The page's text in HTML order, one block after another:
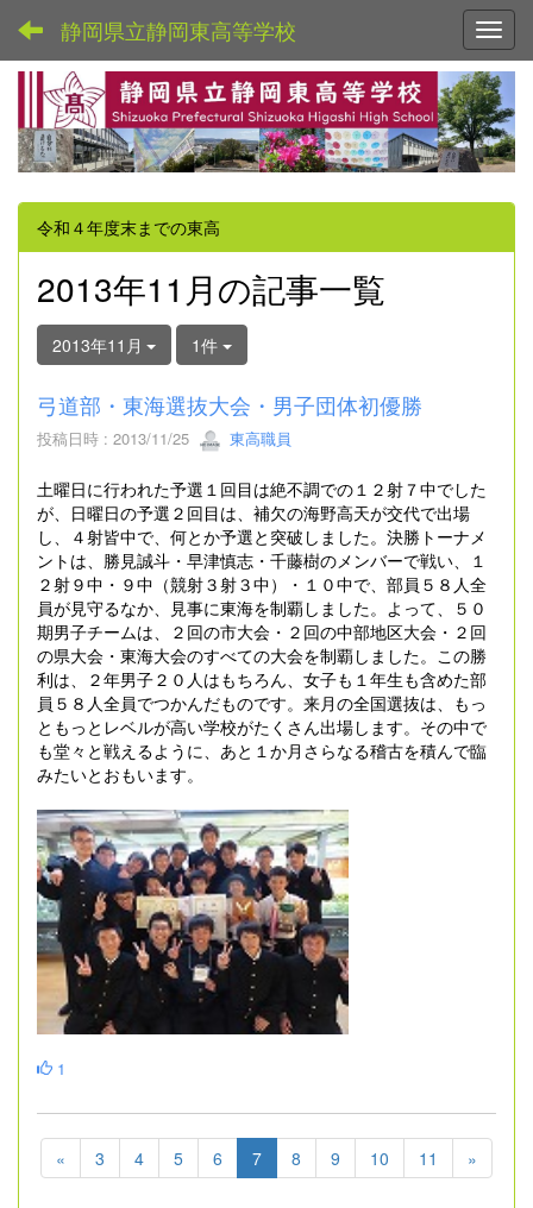
静岡県立静岡東高等学校
令和４年度末までの東高
2013年11月の記事一覧
2013年11月 1件
弓道部・東海選抜大会・男子団体初優勝
投稿日時 : 2013/11/25 東高職員
土曜日に行われた予選１回目は絶不調での１２射７中でした
が、日曜日の予選２回目は、補欠の海野高天が交代で出場
し、４射皆中で、何とか予選と突破しました。決勝トーナメ
ントは、勝見誠斗・早津慎志・千藤樹のメンバーで戦い、１
２射９中・９中（競射３射３中）・１０中で、部員５８人全
員が見守るなか、見事に東海を制覇しました。よって、５０
期男子チームは、２回の市大会・２回の中部地区大会・２回
の県大会・東海大会のすべての大会を制覇しました。この勝
利は、２年男子２０人はもちろん、女子も１年生も含めた部
員５８人全員でつかんだものです。来月の全国選抜は、もっ
ともっとレベルが高い学校がたくさん出場します。その中で
も堂々と戦えるように、あと１か月さらなる稽古を積んで臨
みたいとおもいます。
1
« 3 4 5 6 7 8 9 10 11 »